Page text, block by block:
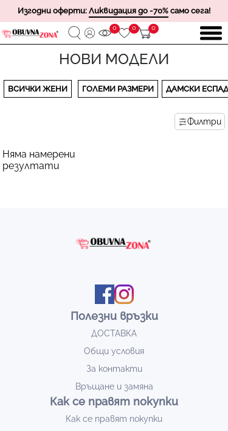
Изгодни оферти: Ликвидация до -70% само сега!
0 0 0
НОВИ МОДЕЛИ
ВСИЧКИ ЖЕНИ ГОЛЕМИ РАЗМЕРИ ДАМСКИ
Филтри
Няма намерени
резултати
Полезни връзки
ДОСТАВКА
Общи условия
За контакти
Връщане и замяна
Как се правят покупки
Как се правят покупки